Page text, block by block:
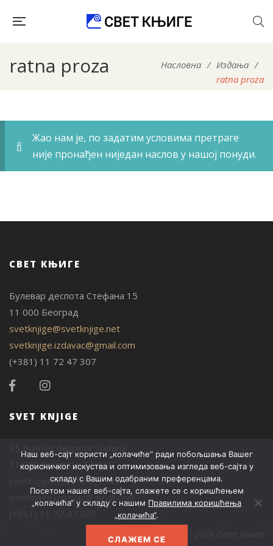
ratna proza Насловна / Издања /
ratna proza
Жао нам је, по задатим условима претраге
није пронађен ниједан наслов у нашој понуди.
СВЕТ КЊИГЕ
Булевар деспота Стефана 15
11 000 Београд
svetknjige@svetknjige.net
svetknjige.izdavac@gmail.com
(+381) 11 72 47 307
SVET KNJIGE
15 Bulevar despota Stefana
11 000 Belgrade, Serbia
svetknjige@svetknjige.net
svetknjige.izdavac@gmail.com
Наш веб-сајт користи „колачиће“ ради побољшања Вашег
корисничког искуства и оптимизовања изгледа веб-сајта у
складу с Вашим одабраним преференцама.
Посетом нашег веб-сајта, слажете се с коришћењем
„колачића“ у складу с нашим Правилима коришћења
„колачића“.
СЛАЖЕМ СЕ